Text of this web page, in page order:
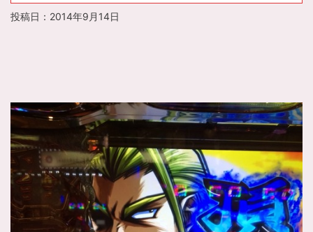
投稿日： 2014年9月14日